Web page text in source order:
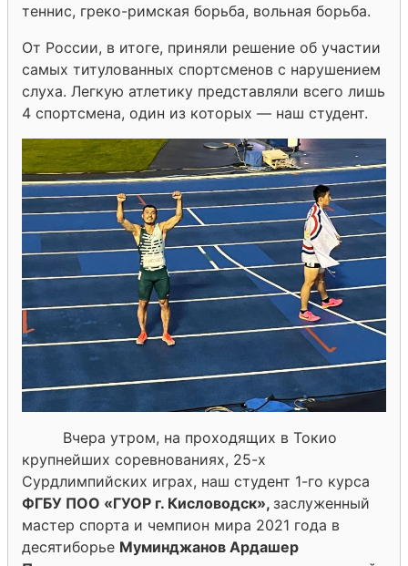
теннис, греко-римская борьба, вольная борьба.
От России, в итоге, приняли решение об участии
самых титулованных спортсменов с нарушением
слуха. Легкую атлетику представляли всего лишь
4 спортсмена, один из которых — наш студент.
Вчера утром, на проходящих в Токио
крупнейших соревнованиях, 25-х
Сурдлимпийских играх, наш студент 1-го курса
ФГБУ ПОО «ГУОР г. Кисловодск», заслуженный
мастер спорта и чемпион мира 2021 года в
десятиборье Муминджанов Ардашер